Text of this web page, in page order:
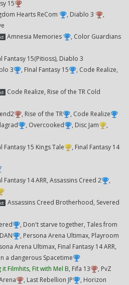
15
Hearts ReCom , Diablo 3
,
Amnesia Memories
, Color Guardians
Fantasy 15(Pitioss), Diablo 3
3 , FInal Fantasy 15
, Code Realize,
Code Realize, Rise of the TR Cold
, Rise of the TR , Code Realize
, Overcooked , Disc Jam
,
Fantasy 15 Kings Tale
, Final Fantasy 14
Fantasy 14 ARR, Assassins Creed 2
,
Assassins Creed Brotherhood, Severed
, Don't starve together, Tales from
, Persona Arena Ultimax, Playroom
Arena Ultimax, Final Fantasy 14 ARR,
a dangerous Spacetime
it Filmhits, Fit with Mel B, Fifa 13
, PvZ
, Last Rebellion JP
, Horizon